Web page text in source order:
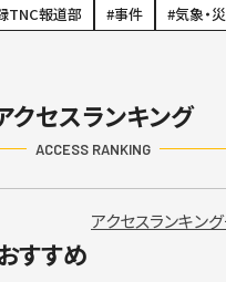
TNC報道部 事件
気象・
クセスランキング
ACCESS RANKING
アクセスランキン
すすめ